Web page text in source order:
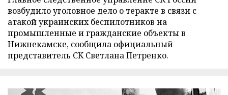
возбудило уголовное дело о теракте в связи с
атакой украинских беспилотников на
промышленные и гражданские объекты в
Нижнекамске, сообщила официальный
представитель СК Светлана Петренко.